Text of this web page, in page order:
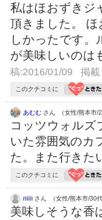
私はほおずきジ
頂きました。
しかったです。
が美味しいのは
稿:2016/01/09 掲載
このクチコミに
あむむ さん （女性/熊本市/
コッツウォルズ
いた雰囲気のカ
た。また行きた
このクチコミに
riiiii さん （女性/熊本市/30代
美味しそうな香